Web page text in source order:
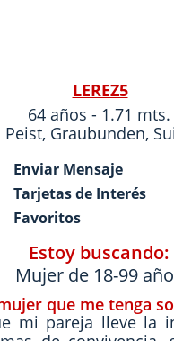
LEREZ5
64 años - 1.71 mts.
Peist, Graubunden,
Enviar Mensaje
Tarjetas de Interés
Favoritos
Estoy buscando:
Mujer de 18-99
que me tenga
mi pareja lleve la